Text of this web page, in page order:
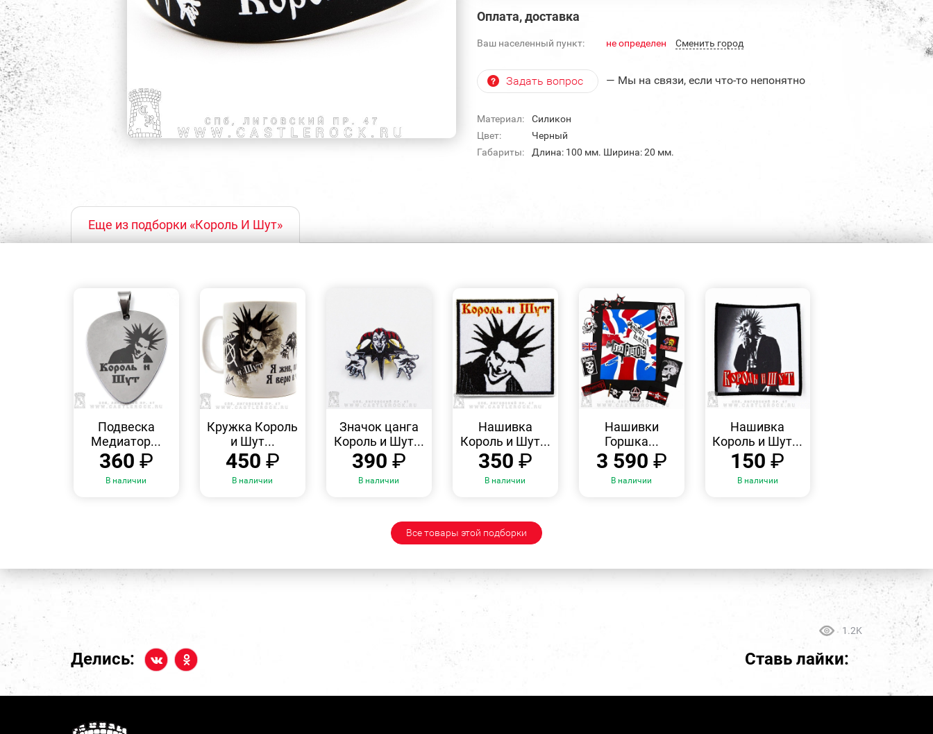
Оплата, доставка
Ваш населенный пункт: не определен Cменить город
Задать вопрос — Мы на связи, если что-то непонятно
Материал:
Силикон
Цвет:
Черный
Габариты:
Длина: 100 мм. Ширина: 20 мм.
Еще из подборки «Король И Шут»
Подвеска
Медиатор...
360 ₽
В наличии
ПРОСМОТР
Кружка Король
и Шут...
450 ₽
В наличии
Значок цанга
Король и Шут...
390 ₽
В наличии
Нашивка
Король и Шут...
350 ₽
В наличии
Нашивки
Горшка...
3 590 ₽
В наличии
Нашивка
Король и Шут...
150₽
В наличии
Все товары этой подборки
1.2K
Делись: Ставь лайки: